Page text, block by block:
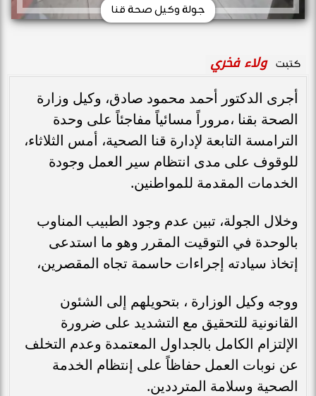
جولة وكيل صحة قنا
كتبت ولاء فخري
أجرى الدكتور أحمد محمود صادق، وكيل وزارة
الصحة بقنا ،مروراً مسائياً مفاجئاً على وحدة
الترامسة التابعة لإدارة قنا الصحية، أمس الثلاثاء،
للوقوف على مدى انتظام سير العمل وجودة
الخدمات المقدمة للمواطنين.
وخلال الجولة، تبين عدم وجود الطبيب المناوب
بالوحدة في التوقيت المقرر وهو ما استدعى
إتخاذ سيادته إجراءات حاسمة تجاه المقصرين،
ووجه وكيل الوزارة ، بتحويلهم إلى الشئون
القانونية للتحقيق مع التشديد على ضرورة
الإلتزام الكامل بالجداول المعتمدة وعدم التخلف
عن نوبات العمل حفاظاً على إنتظام الخدمة
الصحية وسلامة المترددين.